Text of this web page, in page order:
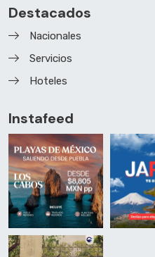
Destacados
Nacionales
Servicios
Hoteles
Instafeed